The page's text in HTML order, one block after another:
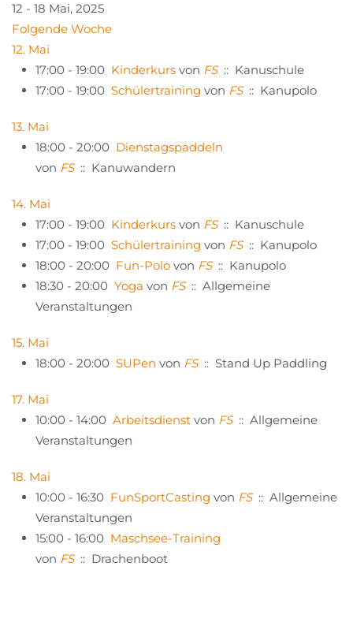
12 - 18 Mai, 2025
Folgende Woche
12. Mai
17:00 - 19:00 Kinderkurs von FS:: Kanuschule
17:00 - 19:00 Schülertraining von FS:: Kanupolo
13. Mai
18:00 - 20:00 Dienstagspaddeln
von FS:: Kanuwandern
14. Mai
17:00 - 19:00 Kinderkurs von FS:: Kanuschule
17:00 - 19:00 Schülertraining von FS:: Kanupolo
18:00 - 20:00 Fun-Polo von FS:: Kanupolo
18:30 - 20:00 Yoga von FS:: Allgemeine
Veranstaltungen
15. Mai
18:00 - 20:00 SUPen von FS:: Stand Up Paddling
17. Mai
10:00 - 14:00 Arbeitsdienst von FS:: Allgemeine
Veranstaltungen
18. Mai
10:00 - 16:30 FunSportCasting von FS:: Allgemeine
Veranstaltungen
15:00 - 16:00 Maschsee-Training
von FS:: Drachenboot